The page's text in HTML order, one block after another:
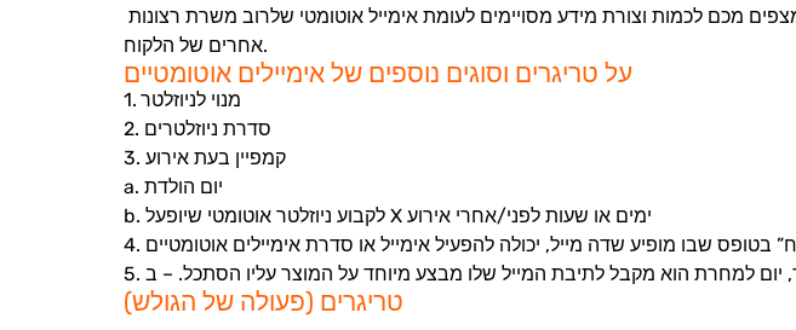
אחרים של הלקוח.
על טריגרים וסוגים נוספים של אימיילים אוטומטיים
1. מנוי לניוזלטר
2. סדרת ניוזלטרים
3. קמפיין בעת אירוע
a. יום הולדת
b. לקבוע ניוזלטר אוטומטי שיופעל X ימים או שעות לפני/אחרי אירוע
טריגרים (פעולה של הגולש)